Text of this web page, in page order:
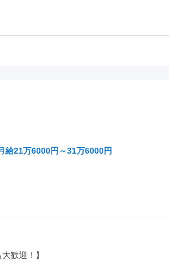
給21万6000円～31万6000円
歓迎！】